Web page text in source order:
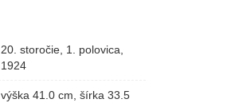
20. storočie, 1. polovica,
1924
výška 41.0 cm, šírka 33.5